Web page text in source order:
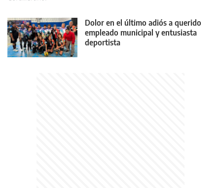
Dolor en el último adiós a querido
empleado municipal y entusiasta
deportista